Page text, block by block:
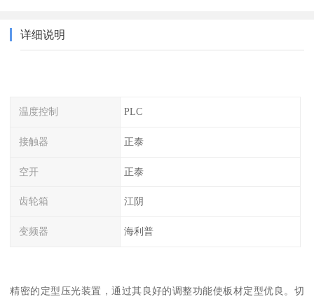
详细说明
温度控制 PLC
接触器 正泰
空开 正泰
齿轮箱 江阴
变频器 海利普
精密的定型压光装置，通过其良好的调整功能使板材定型优良。切